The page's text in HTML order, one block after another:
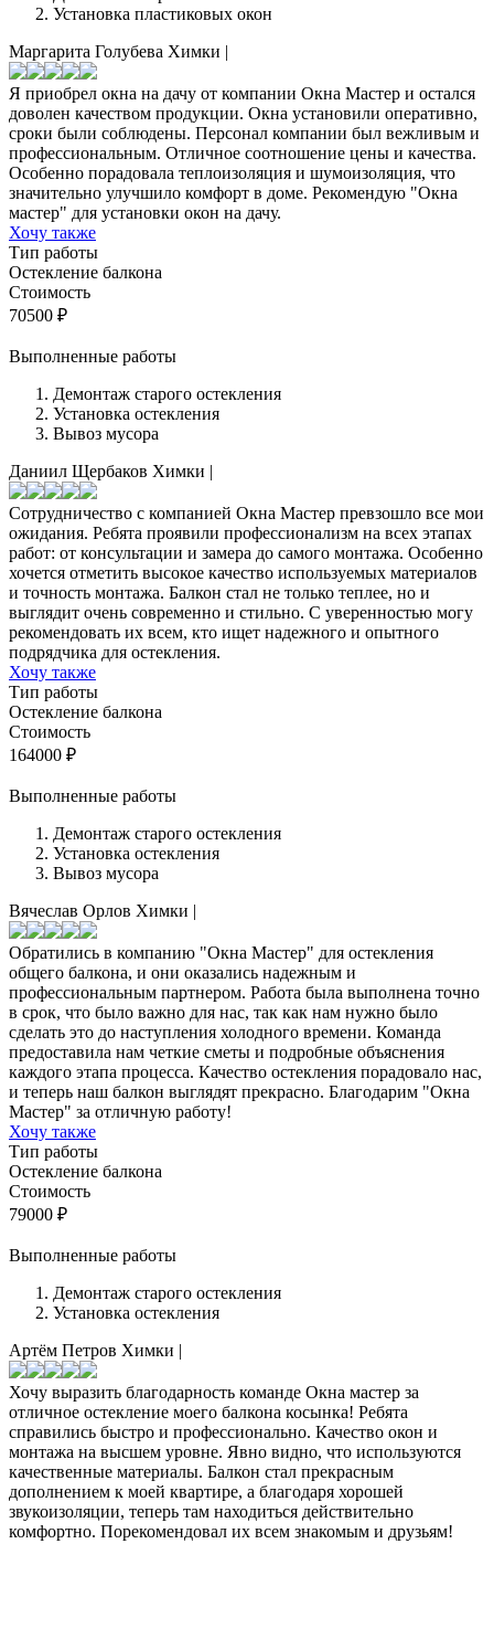
Установка пластиковых окон
Маргарита Голубева Химки |
Я приобрел окна на дачу от компании Окна Мастер и остался
доволен качеством продукции. Окна установили оперативно,
сроки были соблюдены. Персонал компании был вежливым и
профессиональным. Отличное соотношение цены и качества.
Особенно порадовала теплоизоляция и шумоизоляция, что
значительно улучшило комфорт в доме. Рекомендую "Окна
мастер" для установки окон на дачу.
Хочу также
Тип работы
Остекление балкона
Стоимость
70500 ₽
Выполненные работы
Демонтаж старого остекления
Установка остекления
Вывоз мусора
Даниил Щербаков Химки |
Сотрудничество с компанией Окна Мастер превзошло все мои
ожидания. Ребята проявили профессионализм на всех этапах
работ: от консультации и замера до самого монтажа. Особенно
хочется отметить высокое качество используемых материалов
и точность монтажа. Балкон стал не только теплее, но и
выглядит очень современно и стильно. С уверенностью могу
рекомендовать их всем, кто ищет надежного и опытного
подрядчика для остекления.
Хочу также
Тип работы
Остекление балкона
Стоимость
164000 ₽
Выполненные работы
Демонтаж старого остекления
Установка остекления
Вывоз мусора
Вячеслав Орлов Химки |
Обратились в компанию "Окна Мастер" для остекления
общего балкона, и они оказались надежным и
профессиональным партнером. Работа была выполнена точно
в срок, что было важно для нас, так как нам нужно было
сделать это до наступления холодного времени. Команда
предоставила нам четкие сметы и подробные объяснения
каждого этапа процесса. Качество остекления порадовало нас,
и теперь наш балкон выглядят прекрасно. Благодарим "Окна
Мастер" за отличную работу!
Хочу также
Тип работы
Остекление балкона
Стоимость
79000 ₽
Выполненные работы
Демонтаж старого остекления
Установка остекления
Артём Петров Химки |
Хочу выразить благодарность команде Окна мастер за
отличное остекление моего балкона косынка! Ребята
справились быстро и профессионально. Качество окон и
монтажа на высшем уровне. Явно видно, что используются
качественные материалы. Балкон стал прекрасным
дополнением к моей квартире, а благодаря хорошей
звукоизоляции, теперь там находиться действительно
комфортно. Порекомендовал их всем знакомым и друзьям!